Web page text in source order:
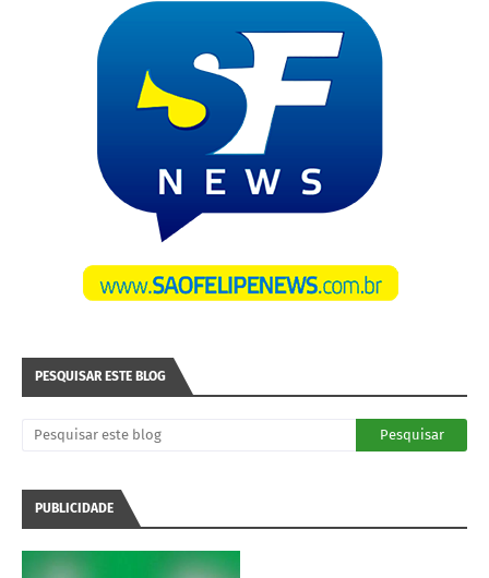
PESQUISAR ESTE BLOG
PUBLICIDADE